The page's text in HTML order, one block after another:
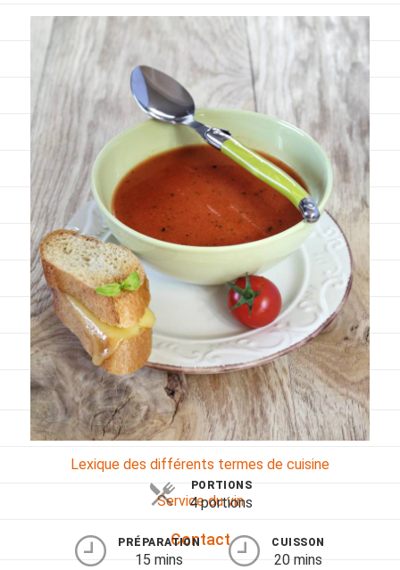
Pains
Plats
Poissons, coquillages, crustacés
Régime
Sans gluten
Sans lactose
Sans sel
Sauces et accompagnements
Végétarien
Viandes
Pratique
Mesures conversions
Lexique des différents termes de cuisine
Service du vin
Contact
PORTIONS
4 portions
PRÉPARATION
15 mins
CUISSON
20 mins